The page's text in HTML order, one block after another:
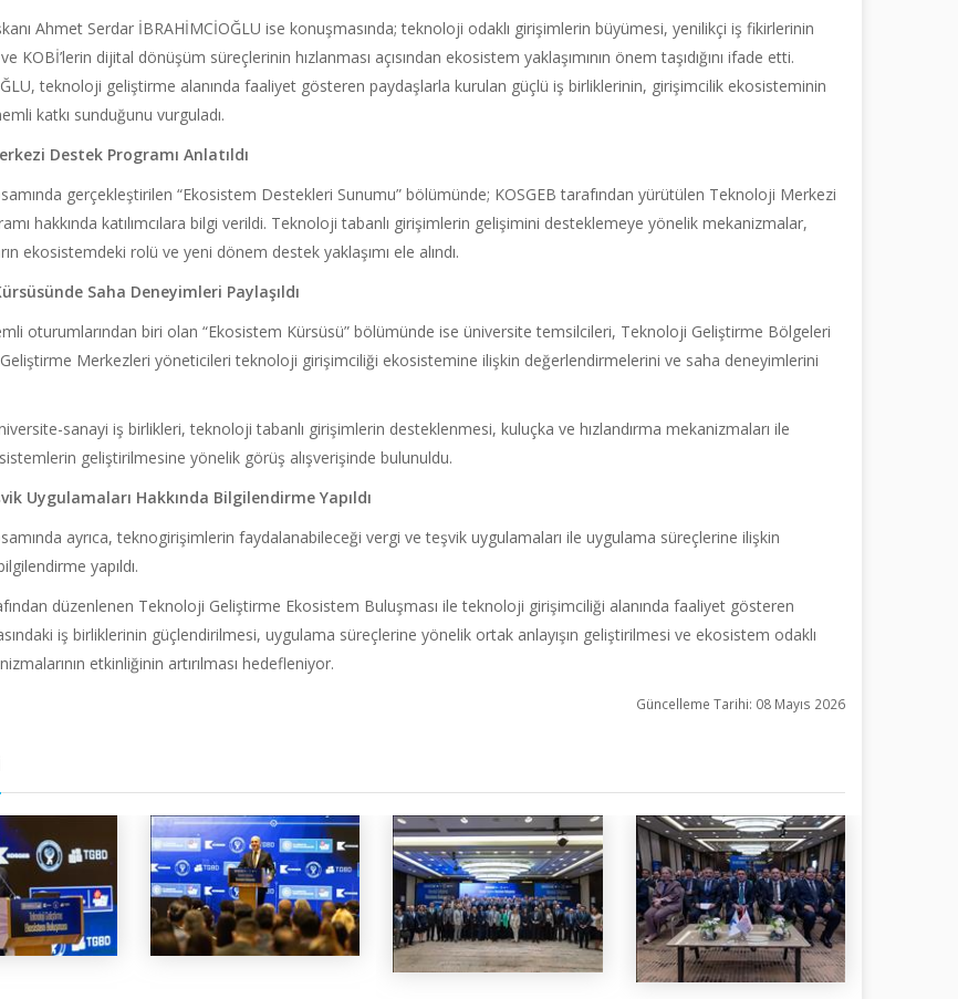
Ahmet Serdar İBRAHİMCİOĞLU ise konuşmasında; teknoloji odaklı girişimlerin büyümesi, yenilikçi iş fikirlerinin
KOBİ’lerin dijital dönüşüm süreçlerinin hızlanması açısından ekosistem yaklaşımının önem taşıdığını ifade etti.
teknoloji geliştirme alanında faaliyet gösteren paydaşlarla kurulan güçlü iş birliklerinin, girişimcilik ekosisteminin
katkı sunduğunu vurguladı.
Destek Programı Anlatıldı
gerçekleştirilen “Ekosistem Destekleri Sunumu” bölümünde; KOSGEB tarafından yürütülen Teknoloji Merkezi
hakkında katılımcılara bilgi verildi. Teknoloji tabanlı girişimlerin gelişimini desteklemeye yönelik mekanizmalar,
ekosistemdeki rolü ve yeni dönem destek yaklaşımı ele alındı.
Saha Deneyimleri Paylaşıldı
oturumlarından biri olan “Ekosistem Kürsüsü” bölümünde ise üniversite temsilcileri, Teknoloji Geliştirme Bölgeleri
Merkezleri yöneticileri teknoloji girişimciliği ekosistemine ilişkin değerlendirmelerini ve saha deneyimlerini
sanayi iş birlikleri, teknoloji tabanlı girişimlerin desteklenmesi, kuluçka ve hızlandırma mekanizmaları ile
geliştirilmesine yönelik görüş alışverişinde bulunuldu.
Uygulamaları Hakkında Bilgilendirme Yapıldı
ayrıca, teknogirişimlerin faydalanabileceği vergi ve teşvik uygulamaları ile uygulama süreçlerine ilişkin
yapıldı.
düzenlenen Teknoloji Geliştirme Ekosistem Buluşması ile teknoloji girişimciliği alanında faaliyet gösteren
iş birliklerinin güçlendirilmesi, uygulama süreçlerine yönelik ortak anlayışın geliştirilmesi ve ekosistem odaklı
etkinliğinin artırılması hedefleniyor.
Güncelleme Tarihi: 08 Mayıs 2026